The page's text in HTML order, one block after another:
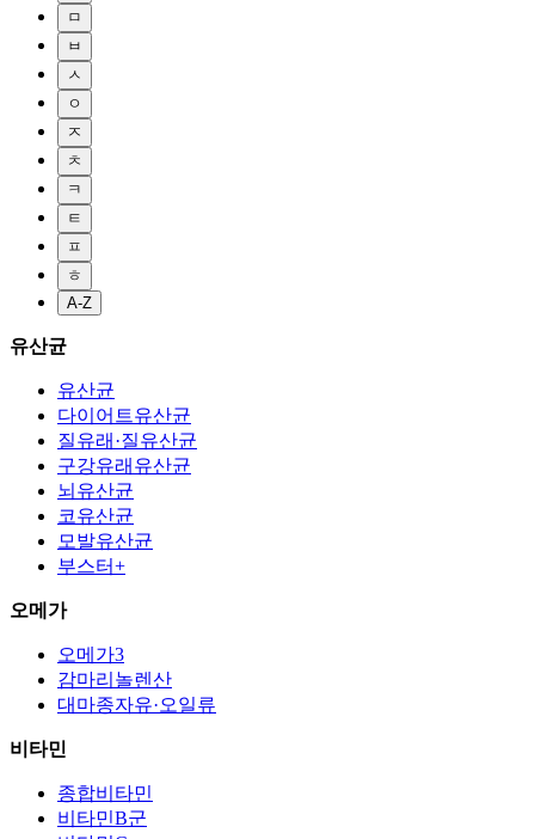
ㅁ
ㅂ
ㅅ
ㅇ
ㅈ
ㅊ
ㅋ
ㅌ
ㅍ
ㅎ
A-Z
유산균
유산균
다이어트유산균
질유래·질유산균
구강유래유산균
뇌유산균
코유산균
모발유산균
부스터+
오메가
오메가3
감마리놀렌산
대마종자유·오일류
비타민
종합비타민
비타민B군